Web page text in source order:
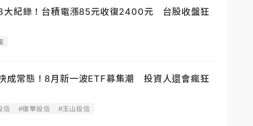
大紀錄！台積電漲85元收復2400元 台股收盤狂
成常態！8月新一波ETF募集潮 投資人還會瘋狂
信 #復華投信 #玉山投信